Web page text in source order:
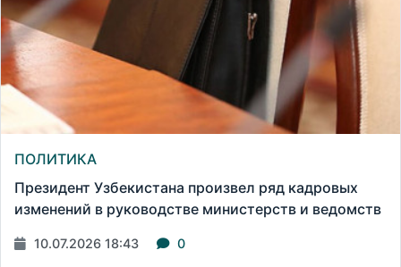
ПОЛИТИКА
Президент Узбекистана произвел ряд кадровых
изменений в руководстве министерств и ведомств
10.07.2026 18:43 0